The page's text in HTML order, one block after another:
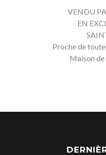
VENDU
EN
Proche de
Maison de